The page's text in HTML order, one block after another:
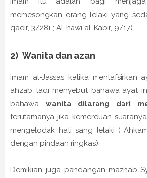
memesongkan orang lelaki yang
qadir, 3/281 ; Al-hawi al-Kabir, 9/17)
2) Wanita dan azan
Imam al-Jassas ketika mentafsirkan
ahzab tadi menyebut bahawa ayat
bahawa wanita dilarang dari
terutamanya jika kemerduan
mengelodak hati sang lelaki (
dengan pindaan ringkas)
Demikian juga pandangan mazhab